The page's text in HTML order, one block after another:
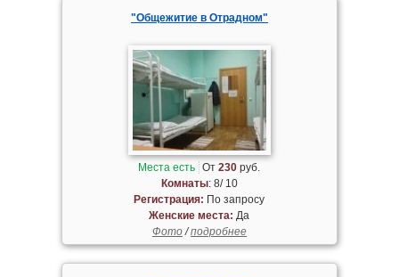
"Общежитие в Отрадном"
Места есть От230 руб.
Комнаты: 8/ 10
Регистрация: По запросу
Женские места: Да
Фото/подробнее